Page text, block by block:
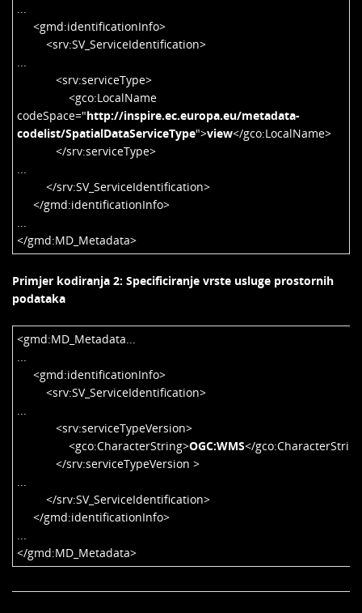
...
<gmd:identificationInfo>
<srv:SV_ServiceIdentification>
...
<srv:serviceType>
<gco:LocalName
codeSpace="http://inspire.ec.europa.eu/metadata-
codelist/SpatialDataServiceType">view</gco:LocalName>
</srv:serviceType>
...
</srv:SV_ServiceIdentification>
</gmd:identificationInfo>
...
</gmd:MD_Metadata>
Primjer kodiranja 2: Specificiranje vrste usluge prostornih
podataka
<gmd:MD_Metadata...
...
<gmd:identificationInfo>
<srv:SV_ServiceIdentification>
...
<srv:serviceTypeVersion>
<gco:CharacterString>OGC:WMS</
</srv:serviceTypeVersion >
...
</srv:SV_ServiceIdentification>
</gmd:identificationInfo>
...
</gmd:MD_Metadata>